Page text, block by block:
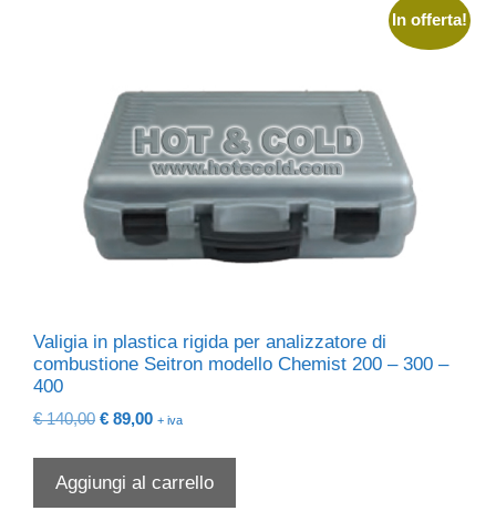
In offerta!
Valigia in plastica rigida per analizzatore di
combustione Seitron modello Chemist 200 – 300 –
400
€140,00 Il
era:
€ 140,00.
€ 89,00Il
è:
€ 89,00.
+ iva
Aggiungi al carrello